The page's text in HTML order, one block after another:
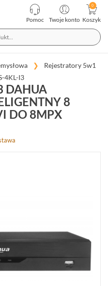
Pomoc Twoje konto Koszyk
Rejestratory 5w1
4KL-I3
DAHUA
8
DO 8MPX